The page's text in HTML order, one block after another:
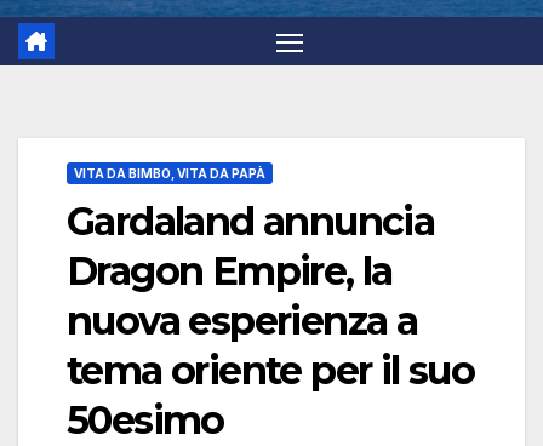
VITA DA BIMBO, VITA DA PAPÀ
Gardaland annuncia
Dragon Empire, la
nuova esperienza a
tema oriente per il suo
50esimo